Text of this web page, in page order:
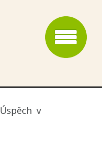
Úspěch v